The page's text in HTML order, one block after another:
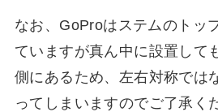
なお、GoProはステムのトッ
ていますが真ん中に設置して
側にあるため、左右対称では
ってしまいますのでご了承く